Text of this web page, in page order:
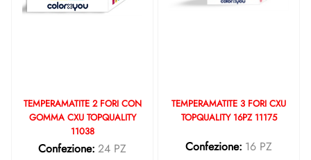
TEMPERAMATITE 2 FORI CON
GOMMA CXU TOPQUALITY
11038
Confezione: 24 PZ
TEMPERAMATITE 3 FORI CXU
TOPQUALITY 16PZ 11175
Confezione: 16 PZ